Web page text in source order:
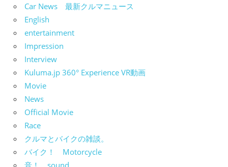
Car News 最新クルマニュース
English
entertainment
Impression
Interview
Kuluma.jp 360° Experience VR動画
Movie
News
Official Movie
Race
クルマとバイクの雑談。
バイク！ Motorcycle
音！ sound